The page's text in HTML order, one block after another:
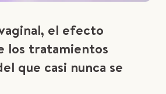
el efecto
los tratamientos
que casi nunca se